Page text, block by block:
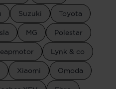
Suzuki Toyota
MG Polestar
Lynk & co
Xiaomi Omoda